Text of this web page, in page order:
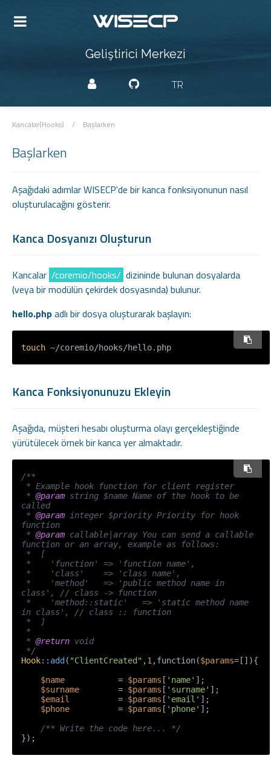
Geliştirici Merkezi
TR
Kancalar(Hooks) / Başlarken
Başlarken
Aşağıdaki adımlar WISECP'de bir kanca fonksiyonunun nasıl
oluşturulacağını gösterir.
Kanca Dosyanızı Oluşturun
Kancalar /coremio/hooks/ dizininde bulunan dosyalarda
(veya bir modülün çekirdek dosyasında) bulunur.
hello.phpadlı bir dosya oluşturarak başlayın:
touch
Kanca Fonksiyonunuzu Ekleyin
Aşağıda, müşteri hesabı oluşturma olayı gerçekleştiğinde
yürütülecek örnek bir kanca yer almaktadır.
/**
* @param string $name Name of the hook to be
called
* @param integer $priority Priority for hook
function
* @param callable|array You can send a callable
function or an array, example as follows:
class', // class -> function
in class', // class :: function
* @return void
*/
Hook:: add ( "ClientCreated" ,1 ,function($params=[]){
$name
           =
$params [ 'name' ];
$surname
        =
$params [ 'surname' ];
$email
          =
$params [ 'email' ];
$phone
          =
$params [ 'phone' ];
/** Write the code here... */
});